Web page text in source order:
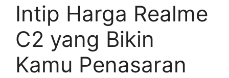
Intip Harga Realme
C2 yang Bikin
Kamu Penasaran